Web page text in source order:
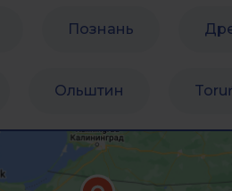
Познань
Ольштин